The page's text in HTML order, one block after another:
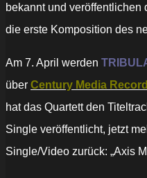
bekannt und veröffentlichen
die erste Komposition des
Am 7. April werden
über Century Media
hat das Quartett den
Single veröffentlicht, jetzt
Single/Video zurück: „Axis